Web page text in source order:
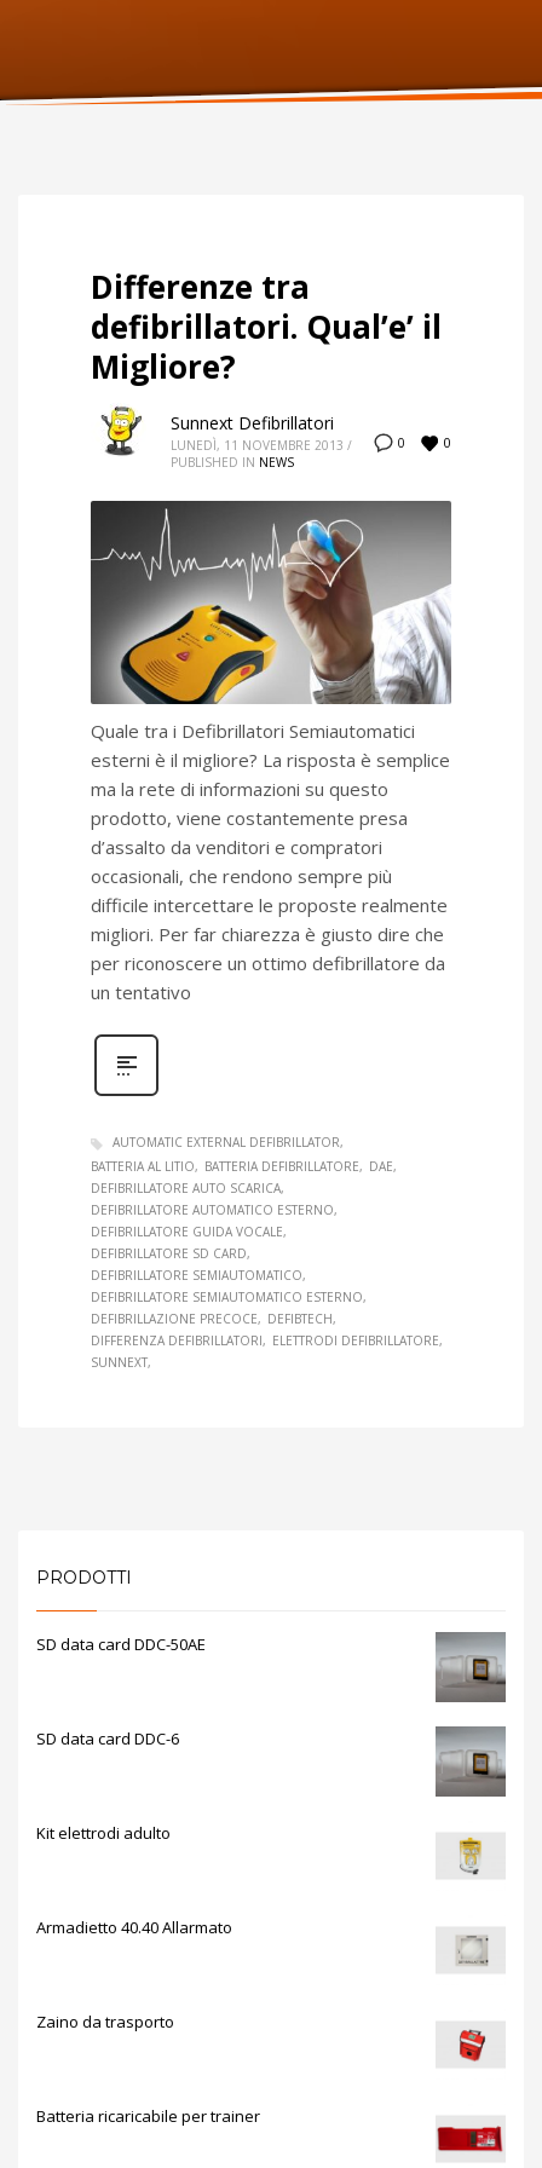
Martedi:9am – 6pm
Differenze tra
defibrillatori. Qual’e’ il
Migliore?
0 0
Sunnext Defibrillatori
LUNEDÌ, 11 NOVEMBRE 2013 /
PUBLISHED IN NEWS
Quale tra i Defibrillatori Semiautomatici
esterni è il migliore? La risposta è semplice
ma la rete di informazioni su questo
prodotto, viene costantemente presa
d’assalto da venditori e compratori
occasionali, che rendono sempre più
difficile intercettare le proposte realmente
migliori. Per far chiarezza è giusto dire che
per riconoscere un ottimo defibrillatore da
un tentativo
AUTOMATIC EXTERNAL DEFIBRILLATOR
BATTERIA AL LITIO
BATTERIA DEFIBRILLATORE
DAE
DEFIBRILLATORE AUTO SCARICA
DEFIBRILLATORE AUTOMATICO ESTERNO
DEFIBRILLATORE GUIDA VOCALE
DEFIBRILLATORE SD CARD
DEFIBRILLATORE SEMIAUTOMATICO
DEFIBRILLATORE SEMIAUTOMATICO ESTERNO
DEFIBRILLAZIONE PRECOCE
DEFIBTECH
DIFFERENZA DEFIBRILLATORI
ELETTRODI DEFIBRILLATORE
SUNNEXT
PRODOTTI
SD data card DDC-50AE
SD data card DDC-6
Kit elettrodi adulto
Armadietto 40.40 Allarmato
Zaino da trasporto
Batteria ricaricabile per trainer